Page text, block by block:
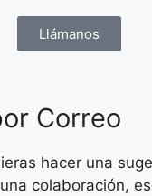
Llámanos
Correo
hacer una
colaboración,